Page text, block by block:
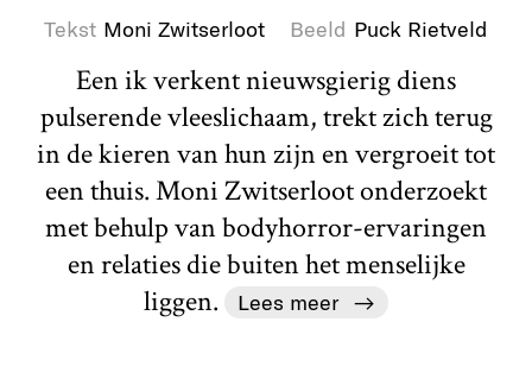
Tekst Moni Zwitserloot Beeld Puck Rietveld
Een ik verkent nieuwsgierig diens
pulserende vleeslichaam, trekt zich terug
in de kieren van hun zijn en vergroeit tot
een thuis. Moni Zwitserloot onderzoekt
met behulp van bodyhorror-ervaringen
en relaties die buiten het menselijke
liggen.
Lees meer